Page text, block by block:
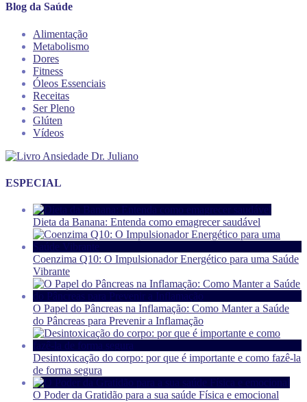
Blog da Saúde
Alimentação
Metabolismo
Dores
Fitness
Óleos Essenciais
Receitas
Ser Pleno
Glúten
Vídeos
ESPECIAL
Dieta da Banana: Entenda como emagrecer saudável
Coenzima Q10: O Impulsionador Energético para uma Saúde
Vibrante
O Papel do Pâncreas na Inflamação: Como Manter a Saúde
do Pâncreas para Prevenir a Inflamação
Desintoxicação do corpo: por que é importante e como fazê-la
de forma segura
O Poder da Gratidão para a sua saúde Física e emocional